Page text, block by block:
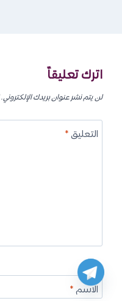
اترك تعليقاً
لن يتم نشر عنوان بريدك الإلكتروني.
التعليق*
الاسم*